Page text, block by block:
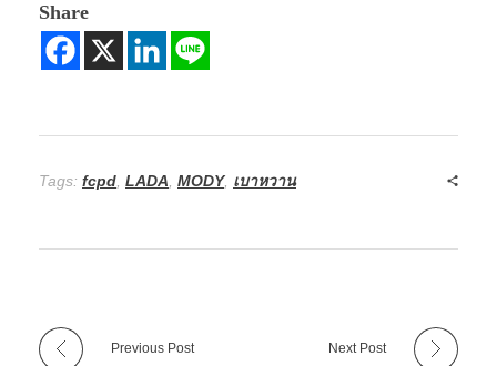
Share
Tags: fcpd LADA MODY, เบาหวาน
Previous Post Next Post